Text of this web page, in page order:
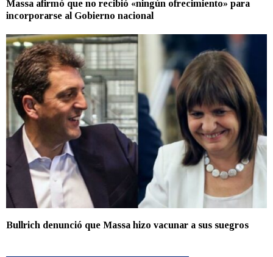
Massa afirmó que no recibió «ningún ofrecimiento» para
incorporarse al Gobierno nacional
Bullrich denunció que Massa hizo vacunar a sus suegros